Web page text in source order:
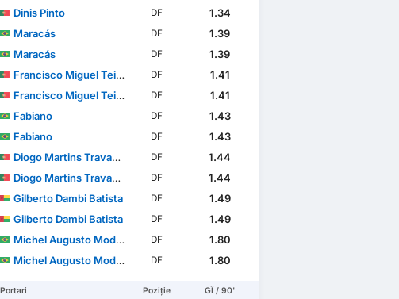
Dinis Pinto
DF
1.34
Maracás
DF
1.39
Maracás
DF
1.39
Francisco Miguel Teixeira Domingues
DF
1.41
Francisco Miguel Teixeira Domingues
DF
1.41
Fabiano
DF
1.43
Fabiano
DF
1.43
Diogo Martins Travassos
DF
1.44
Diogo Martins Travassos
DF
1.44
Gilberto Dambi Batista
DF
1.49
Gilberto Dambi Batista
DF
1.49
Michel Augusto Modesto Rafael dos Santos
DF
1.80
Michel Augusto Modesto Rafael dos Santos
DF 1.80
Portari Poziție GÎ / 90'